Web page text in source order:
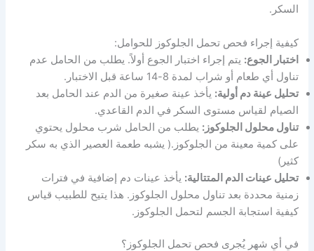
السكر.
كيفية إجراء فحص تحمل الجلوكوز للحوامل:
اختبار الجوع: يتم إجراء اختبار الجوع أولاً. يطلب من الحامل عدم
تناول أي طعام أو شراب لمدة 8-14 ساعة قبل الاختبار.
تحليل عينة دم أولية: يأخذ عينة صغيرة من الدم عند الحامل بعد
الصيام لقياس مستوى السكر في الدم القاعدي.
تناول محلول الجلوكوز: يطلب من الحامل شرب محلول يحتوي
على كمية معينة من الجلوكوز.( يشبه طعمة العصير الذي به سكر
كثير)
تحليل عينات الدم المتتالية: يأخذ عينات دم إضافية في فترات
زمنية محددة بعد تناول محلول الجلوكوز. هذا يتيح للطبيب قياس
كيفية استجابة الجسم لتحمل الجلوكوز.
في أي شهر يُجرى فحص تحمل الجلوكوز؟